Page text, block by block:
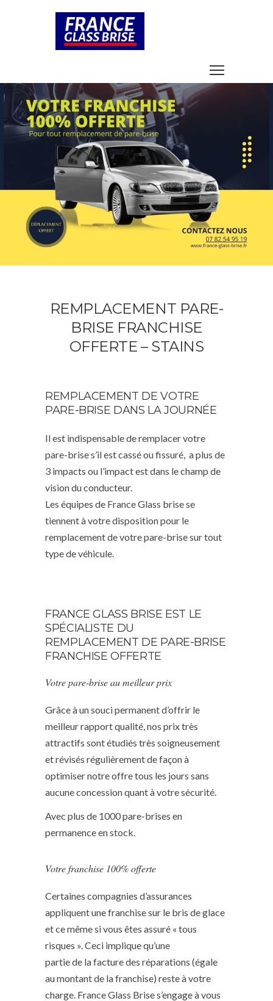
REMPLACEMENT PARE-
BRISE FRANCHISE
OFFERTE – STAINS
REMPLACEMENT DE VOTRE
PARE-BRISE DANS LA JOURNÉE
Il est indispensable de remplacer votre
pare-brise s’il est cassé ou fissuré, a plus de
3 impacts ou l’impact est dans le champ de
vision du conducteur.
Les équipes de France Glass brise se
tiennent à votre disposition pour le
remplacement de votre pare-brise sur tout
type de véhicule.
FRANCE GLASS BRISE EST LE
SPÉCIALISTE DU
REMPLACEMENT DE PARE-BRISE
FRANCHISE OFFERTE
Votre pare-brise au meilleur prix
Grâce à un souci permanent d’offrir le
meilleur rapport qualité, nos prix très
attractifs sont étudiés très soigneusement
et révisés régulièrement de façon à
optimiser notre offre tous les jours sans
aucune concession quant à votre sécurité.
Avec plus de 1000 pare-brises en
permanence en stock.
Votre franchise 100% offerte
Certaines compagnies d’assurances
appliquent une franchise sur le bris de glace
et ce même si vous êtes assuré « tous
risques ». Ceci implique qu’une
partie de la facture des réparations (égale
au montant de la franchise) reste à votre
charge. France Glass Brise s’engage à vous